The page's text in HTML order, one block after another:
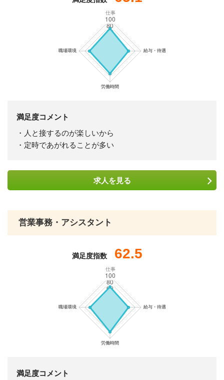
仕事
満足度コメント
・人と接するのが楽しいから
・定時であがれることが多い
求人を見る
営業事務・アシスタント
満足度指数 62.5
仕事
満足度コメント